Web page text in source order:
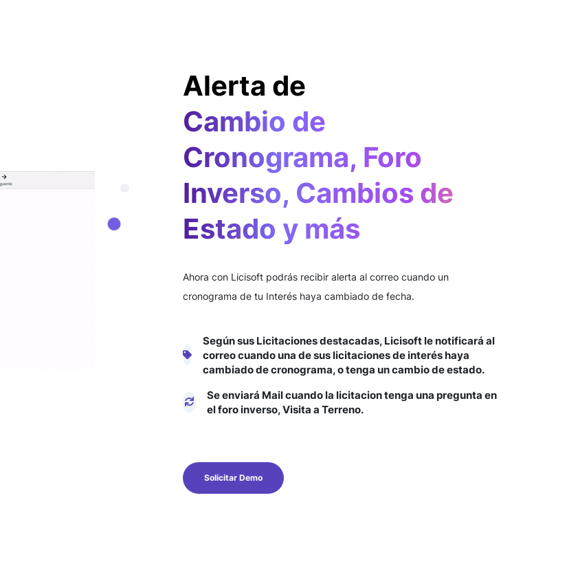
Alerta de
Cambio de
Cronograma, Foro
Inverso, Cambios de
Estado y más
Ahora con Licisoft podrás recibir alerta al correo cuando un
cronograma de tu Interés haya cambiado de fecha.
Según sus Licitaciones destacadas, Licisoft le notificará al
correo cuando una de sus licitaciones de interés haya
cambiado de cronograma, o tenga un cambio de estado.
Se enviará Mail cuando la licitacion tenga una pregunta en
el foro inverso, Visita a Terreno.
Solicitar Demo